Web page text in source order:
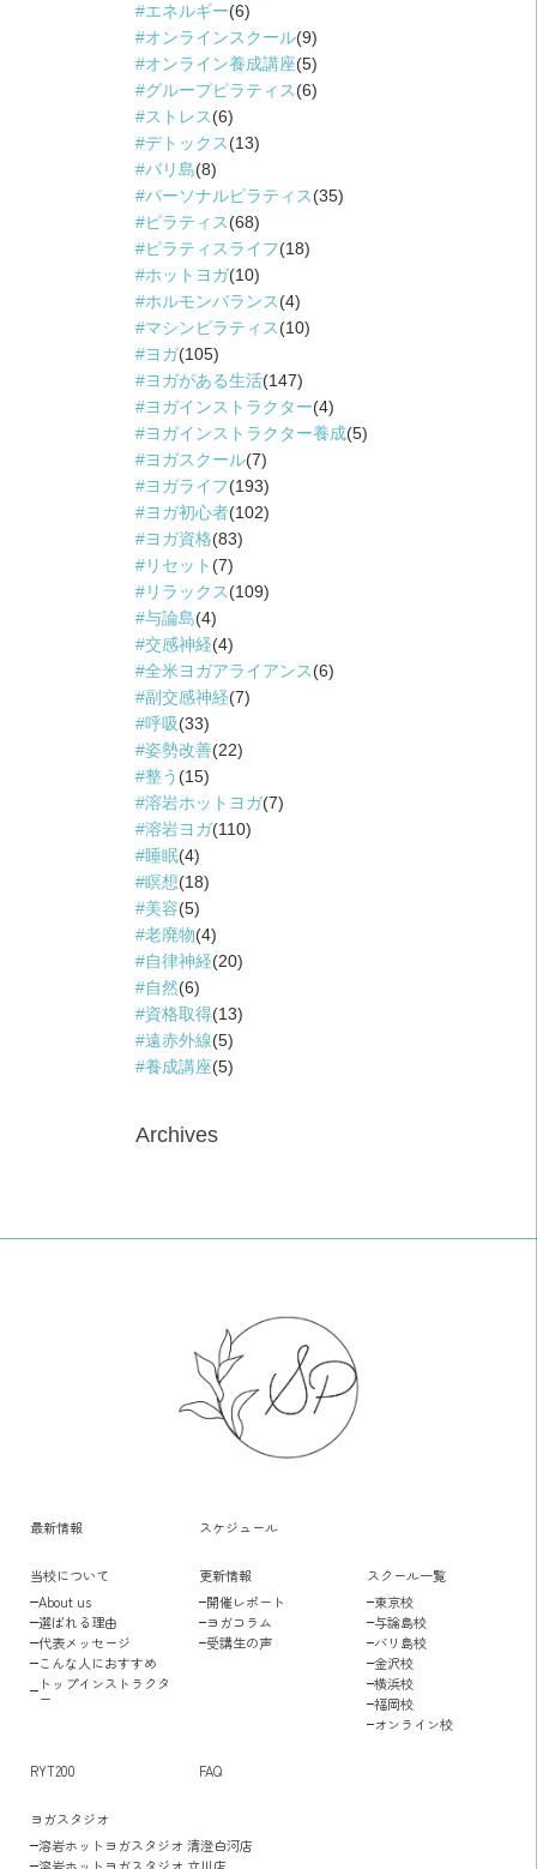
エネルギー(6)
オンラインスクール(9)
オンライン養成講座(5)
グループピラティス(6)
ストレス(6)
デトックス(13)
バリ島(8)
パーソナルピラティス(35)
ピラティス(68)
ピラティスライフ(18)
ホットヨガ(10)
ホルモンバランス(4)
マシンピラティス(10)
ヨガ(105)
ヨガがある生活(147)
ヨガインストラクター(4)
ヨガインストラクター養成(5)
ヨガスクール(7)
ヨガライフ(193)
ヨガ初心者(102)
ヨガ資格(83)
リセット (7)
リラックス(109)
与論島(4)
交感神経(4)
全米ヨガアライアンス(6)
副交感神経(7)
呼吸(33)
姿勢改善(22)
整う (15)
溶岩ホットヨガ(7)
溶岩ヨガ(110)
睡眠(4)
瞑想(18)
美容(5)
老廃物(4)
自律神経(20)
自然(6)
資格取得(13)
遠赤外線(5)
養成講座(5)
Archives
最新情報 スケジュール
当校について
About us
選ばれる理由
代表メッセージ
こんな人におすすめ
トップインストラクタ
ー
更新情報
開催レポート
ヨガコラム
受講生の声
RYT200 FAQ
スクール一覧
東京校
与論島校
バリ島校
金沢校
横浜校
福岡校
オンライン校
ヨガスタジオ
溶岩ホットヨガスタジオ 清澄白河店
溶岩ホットヨガスタジオ 立川店